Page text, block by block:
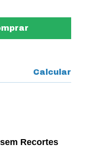
Calcular
Recortes